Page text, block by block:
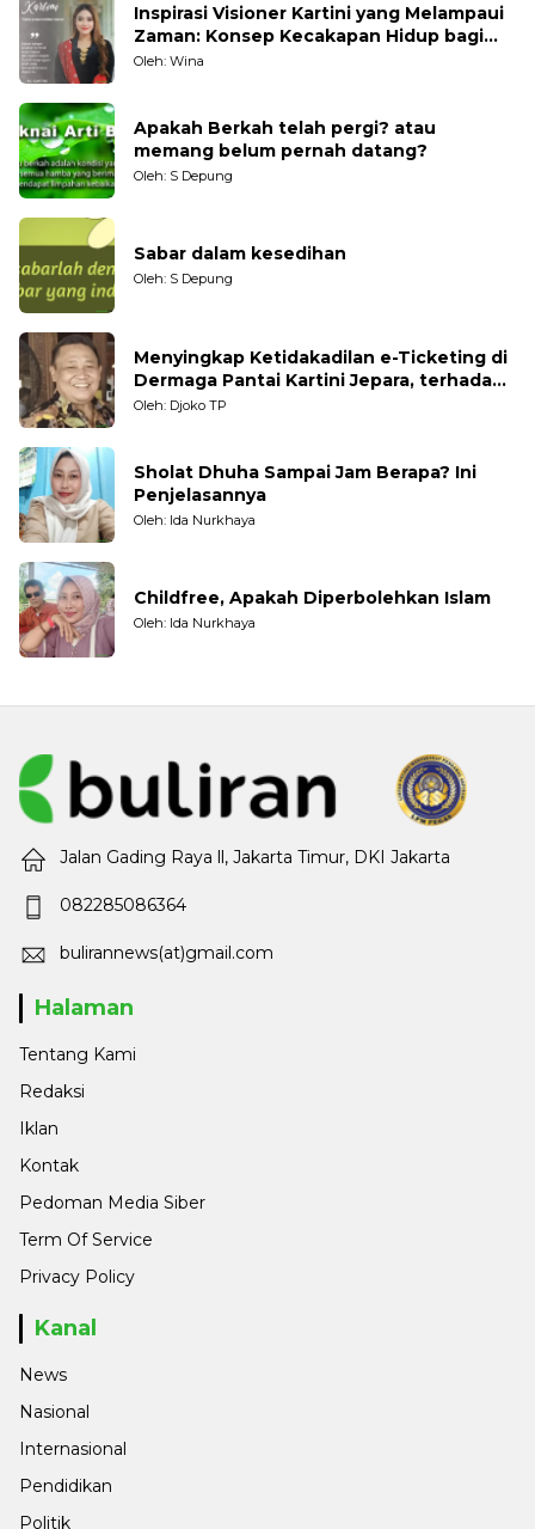
Inspirasi Visioner Kartini yang Melampaui
Zaman: Konsep Kecakapan Hidup bagi
Generasi Muda
Oleh: Wina
Apakah Berkah telah pergi? atau
memang belum pernah datang?
Oleh: S Depung
Sabar dalam kesedihan
Oleh: S Depung
Menyingkap Ketidakadilan e-Ticketing di
Dermaga Pantai Kartini Jepara, terhadap
Nelayan Tradisional
Oleh: Djoko TP
Sholat Dhuha Sampai Jam Berapa? Ini
Penjelasannya
Oleh: Ida Nurkhaya
Childfree, Apakah Diperbolehkan Islam
Oleh: Ida Nurkhaya
Jalan Gading Raya ll, Jakarta Timur, DKI Jakarta
082285086364
bulirannews(at)gmail.com
Halaman
Tentang Kami
Redaksi
Iklan
Kontak
Pedoman Media Siber
Term Of Service
Privacy Policy
Kanal
News
Nasional
Internasional
Pendidikan
Politik